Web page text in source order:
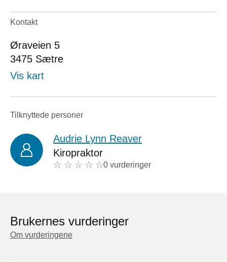
Kontakt
Øraveien 5
3475 Sætre
Vis kart
Tilknyttede personer
Audrie Lynn Reaver
Kiropraktor
0 vurderinger
Brukernes vurderinger
Om vurderingene